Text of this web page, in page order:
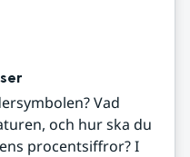
Vad
och hur ska du
procentsiffror? I